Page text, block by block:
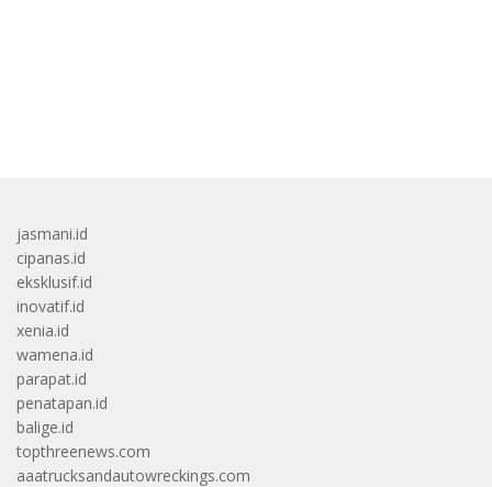
jasmani.id
cipanas.id
eksklusif.id
inovatif.id
xenia.id
wamena.id
parapat.id
penatapan.id
balige.id
topthreenews.com
aaatrucksandautowreckings.com